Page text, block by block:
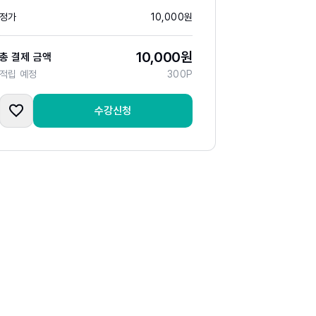
정가 10,000원
총 결제 금액 10,000원
적립 예정 300P
수강신청